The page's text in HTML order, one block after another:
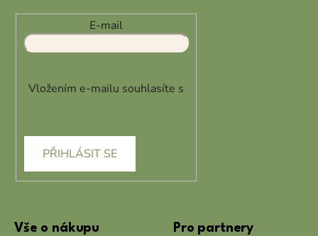
E-mail
Vložením e-mailu souhlasíte s
PŘIHLÁSIT SE
Vše o nákupu Pro partnery